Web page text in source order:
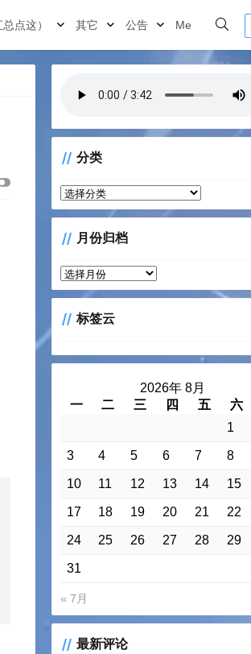
点这） 其它 公告 Me
分类
分
类
月份归档
月
份
档 标签云
2026年 8月
一
二 三 四 五 六
1
3 4 5 6 7 8
10 11 12 13 14 15
17 18 19 20 21 22
24 25 26 27 28 29
31
« 7月
最新评论